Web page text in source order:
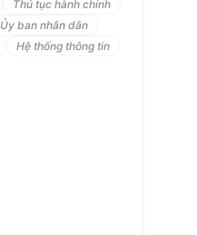
Thủ tục hành chính
Ủy ban nhân dân
Hệ thống thông tin